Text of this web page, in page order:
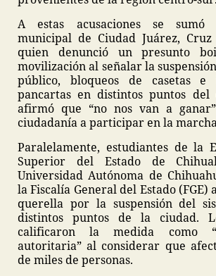
A estas acusaciones se sumó
municipal de Ciudad Juárez, Cruz
quien denunció un presunto
movilización al señalar la
público, bloqueos de casetas e
pancartas en distintos puntos del
afirmó que “no nos van a
ciudadanía a participar en la
Paralelamente, estudiantes de la
Superior del Estado de
Universidad Autónoma de
la Fiscalía General del Estado (FGE)
querella por la suspensión del
distintos puntos de la ciudad.
calificaron la medida como
autoritaria” al considerar que
de miles de personas.